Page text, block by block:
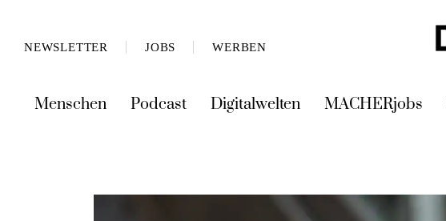
NEWSLETTER JOBS WERBEN
Menschen Podcast Digitalwelten MACHERjobs